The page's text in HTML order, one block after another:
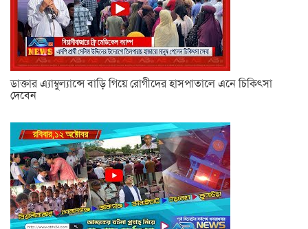
ডাক্তার এ্যাম্বুল্যান্সে বাড়ি গিয়ে রোগীদের হাসপাতালে এনে চিকিৎসা
দেবেন